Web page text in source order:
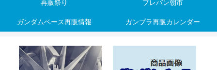
再販祭り プレバン朝市
ガンダムベース再販情報 ガンプラ再販カレンダー